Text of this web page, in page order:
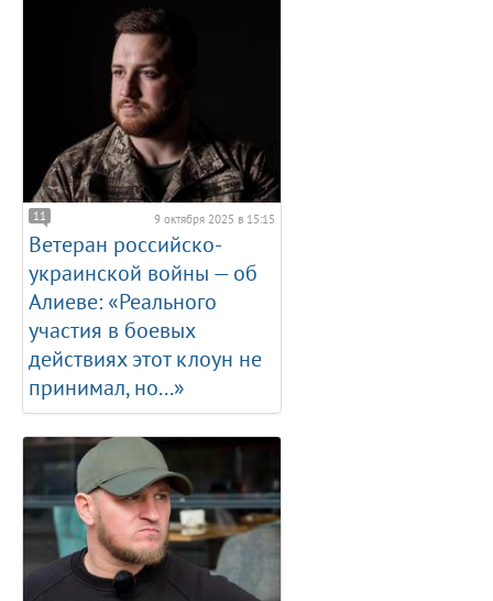
11 9 октября 2025 в 15:15
Ветеран российско-
украинской войны — об
Алиеве: «Реального
участия в боевых
действиях этот клоун не
принимал, но...»